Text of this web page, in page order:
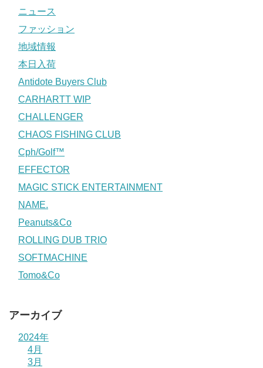
ニュース
ファッション
地域情報
本日入荷
Antidote Buyers Club
CARHARTT WIP
CHALLENGER
CHAOS FISHING CLUB
Cph/Golf™
EFFECTOR
MAGIC STICK ENTERTAINMENT
NAME.
Peanuts&Co
ROLLING DUB TRIO
SOFTMACHINE
Tomo&Co
アーカイブ
2024年
4月
3月